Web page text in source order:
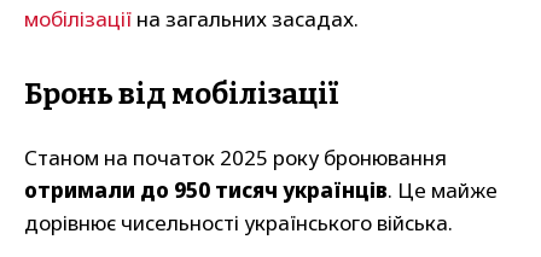
мобілізації на загальних засадах.
Бронь від мобілізації
Станом на початок 2025 року бронювання
отримали до 950 тисяч українців. Це майже
дорівнює чисельності українського війська.